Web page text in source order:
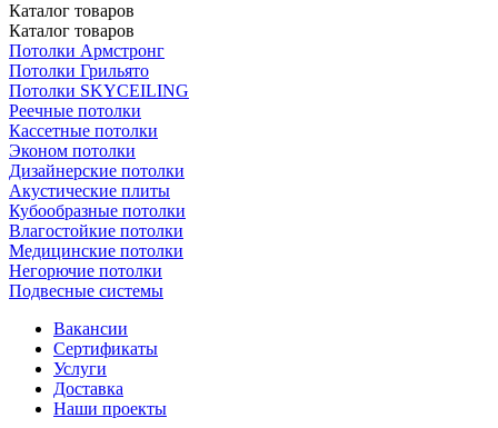
Каталог товаров
Каталог товаров
Потолки Армстронг
Потолки Грильято
Потолки SKYCEILING
Реечные потолки
Кассетные потолки
Эконом потолки
Дизайнерские потолки
Акустические плиты
Кубообразные потолки
Влагостойкие потолки
Медицинские потолки
Негорючие потолки
Подвесные системы
Вакансии
Сертификаты
Услуги
Доставка
Наши проекты